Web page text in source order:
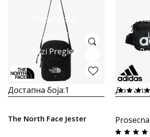
Подетално
Uporedi
Brzi Pregled
Достапна боја:1
The North Face Jester